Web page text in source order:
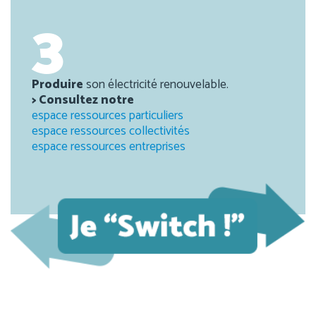
3
Produireson électricité renouvelable.
> Consultez notre
espace ressources particuliers
espace ressources collectivités
espace ressources entreprises